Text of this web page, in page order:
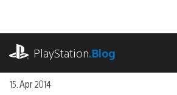
springen
PlayStation.Blog
15. Apr 2014